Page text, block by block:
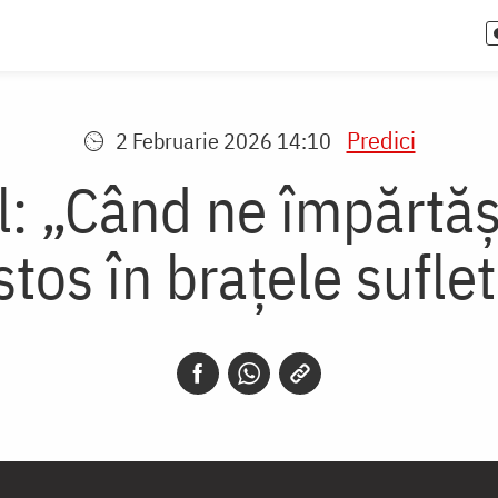
2 Februarie 2026 14:10 Predici
„Când ne
în brațele